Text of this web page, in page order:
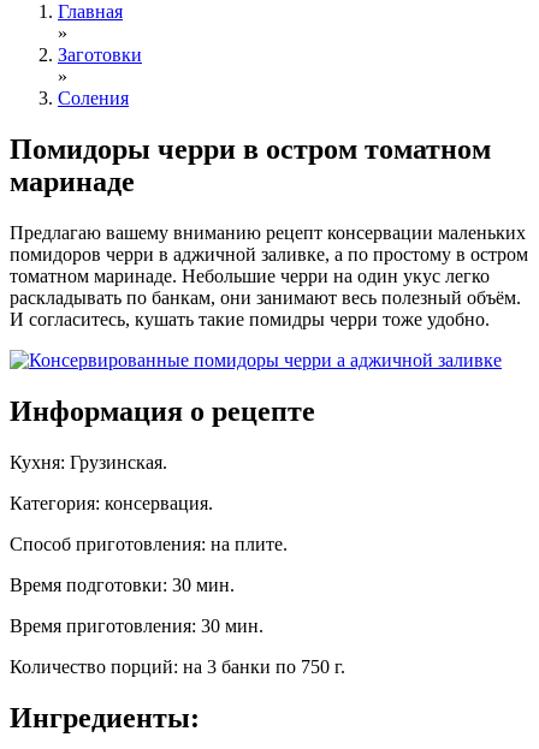
Главная
»
Заготовки
»
Соления
Помидоры черри в остром томатном
маринаде
Предлагаю вашему вниманию рецепт консервации маленьких
помидоров черри в аджичной заливке, а по простому в остром
томатном маринаде. Небольшие черри на один укус легко
раскладывать по банкам, они занимают весь полезный объём.
И согласитесь, кушать такие помидры черри тоже удобно.
Информация о рецепте
Кухня: Грузинская.
Категория: консервация.
Способ приготовления: на плите.
Время подготовки: 30 мин.
Время приготовления: 30 мин.
Количество порций: на 3 банки по 750 г.
Ингредиенты: